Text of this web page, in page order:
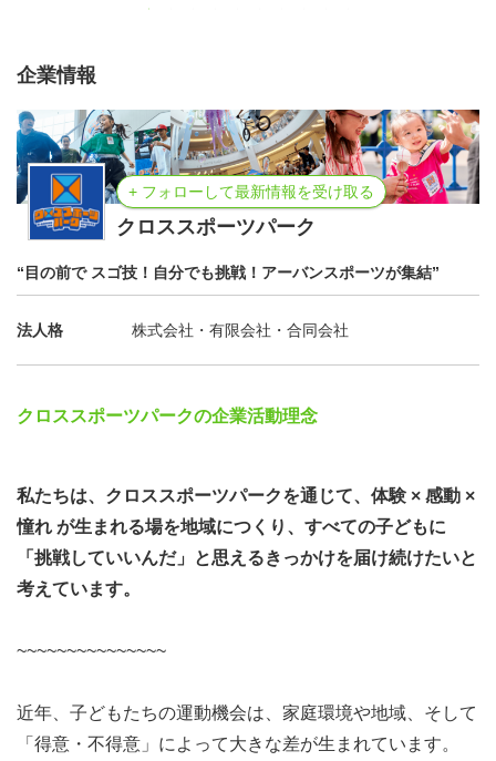
企業情報
+ フォローして最新情報を受け取る
クロススポーツパーク
“目の前で スゴ技！自分でも挑戦！アーバンスポーツが集結”
法人格 株式会社・有限会社・合同会社
クロススポーツパークの企業活動理念
私たちは、クロススポーツパークを通じて、体験 × 感動 ×
憧れ が生まれる場を地域につくり、すべての子どもに
「挑戦していいんだ」と思えるきっかけを届け続けたいと
考えています。
~~~~~~~~~~~~~~~
近年、子どもたちの運動機会は、家庭環境や地域、そして
「得意・不得意」によって大きな差が生まれています。